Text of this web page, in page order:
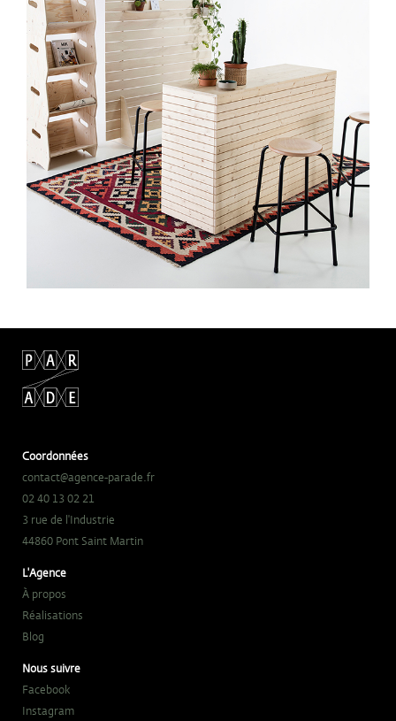
Coordonnées
contact@agence-parade.fr
02 40 13 02 21
3 rue de l'Industrie
44860 Pont Saint Martin
L'Agence
À propos
Réalisations
Blog
Nous suivre
Facebook
Instagram